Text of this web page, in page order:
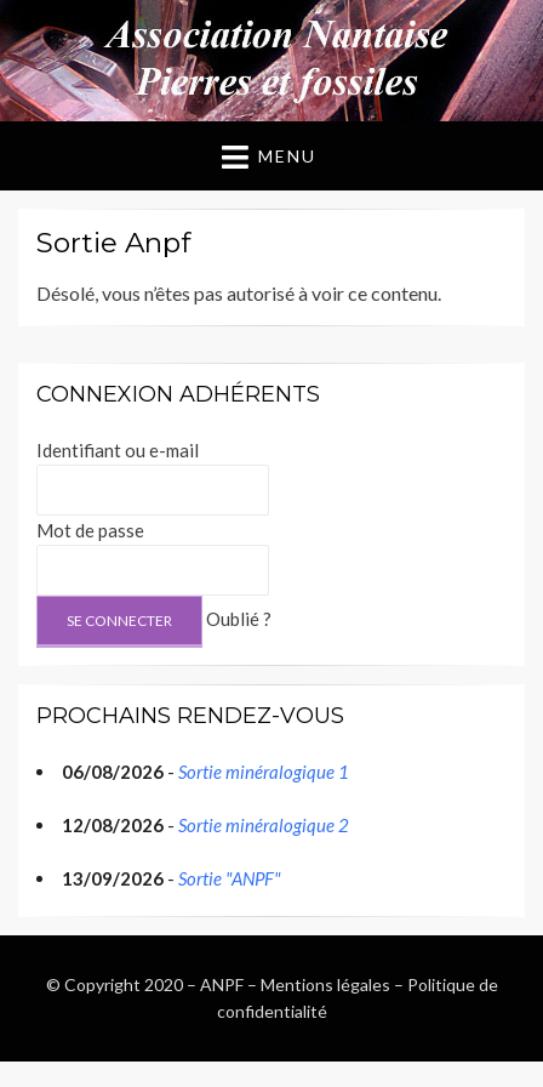
ANPF
Association Nantaise Pierres et Fossiles
MENU
Sortie Anpf
Désolé, vous n’êtes pas autorisé à voir ce contenu.
CONNEXION ADHÉRENTS
Identifiant ou e-mail
Mot de passe
Oublié ?
PROCHAINS RENDEZ-VOUS
06/08/2026 - Sortie minéralogique 1
12/08/2026 - Sortie minéralogique 2
13/09/2026 - Sortie "ANPF"
© Copyright 2020 – ANPF– Mentions légales – Politique de
confidentialité